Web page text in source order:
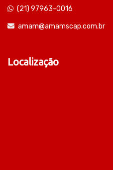
(21) 97963-0016
amam@amamscap.com.br
Localização